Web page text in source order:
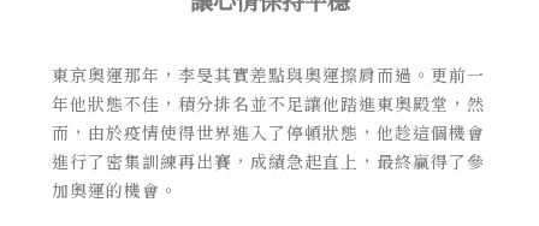
東京奧運那年，李旻其實差點與奧運擦肩而過。更前一
年他狀態不佳，積分排名並不足讓他踏進東奧殿堂，然
而，由於疫情使得世界進入了停頓狀態，他趁這個機會
進行了密集訓練再出賽，成績急起直上，最終贏得了參
加奧運的機會。